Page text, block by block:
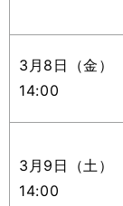
3月8日（金）
14:00
3月9日（土）
14:00